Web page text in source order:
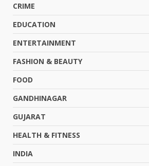
CRIME
EDUCATION
ENTERTAINMENT
FASHION & BEAUTY
FOOD
GANDHINAGAR
GUJARAT
HEALTH & FITNESS
INDIA